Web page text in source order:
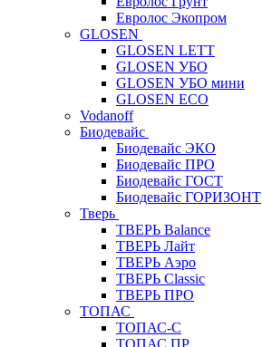
Евролос Экопром
GLOSEN
GLOSEN LETT
GLOSEN УБО
GLOSEN УБО мини
GLOSEN ECO
Vodanoff
Биодевайс
Биодевайс ЭКО
Биодевайс ПРО
Биодевайс ГОСТ
Биодевайс ГОРИЗОНТ
Тверь
ТВЕРЬ Balance
ТВЕРЬ Лайт
ТВЕРЬ Аэро
ТВЕРЬ Classic
ТВЕРЬ ПРО
ТОПАС
ТОПАС-С
ТОПАС ПР